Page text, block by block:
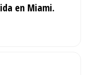
en Miami.